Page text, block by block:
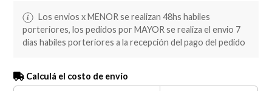
Los envios x MENOR se realizan 48hs habiles
porteriores, los pedidos por MAYOR se realiza el envio 7
dias habiles porteriores a la recepción del pago del pedido
Calculá el costo de envío